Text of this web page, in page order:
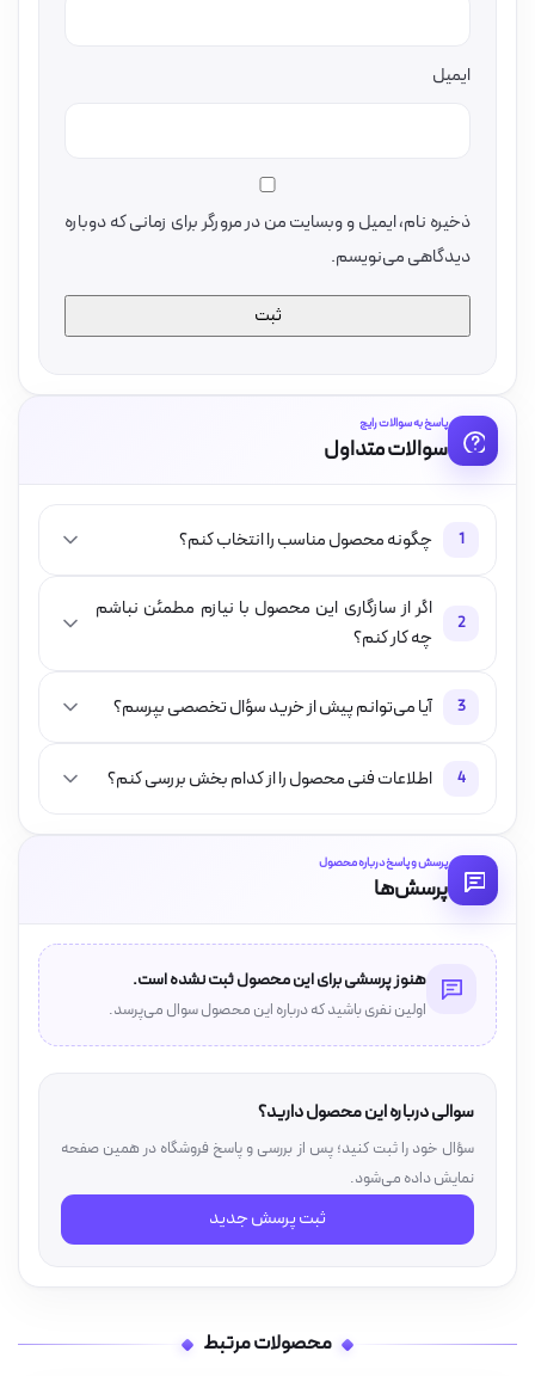
ایمیل
ذخیره نام، ایمیل و وبسایت من در مرورگر برای زمانی که دوباره
دیدگاهی می‌نویسم.
پاسخ به سوالات رایج
سوالات متداول
1 چگونه محصول مناسب را انتخاب کنم؟
2
اگر از سازگاری این محصول با نیازم مطمئن نباشم
چه کار کنم؟
3 آیا می‌توانم پیش از خرید سؤال تخصصی بپرسم؟
4 اطلاعات فنی محصول را از کدام بخش بررسی کنم؟
پرسش و پاسخ درباره محصول
پرسش‌ها
هنوز پرسشی برای این محصول ثبت نشده است.
اولین نفری باشید که درباره این محصول سوال می‌پرسد.
سوالی درباره این محصول دارید؟
سؤال خود را ثبت کنید؛ پس از بررسی و پاسخ فروشگاه در همین صفحه
نمایش داده می‌شود.
ثبت پرسش جدید
محصولات مرتبط